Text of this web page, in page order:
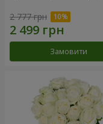
2 777 грн
Замовити